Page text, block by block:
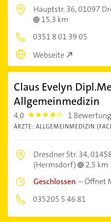
Hauptstr. 36,01097
15,3 km
0351 8 01 39 05
Webseite
Claus Evelyn
Allgemeinmedizin
4,0 4.0 1 Bewertung
ÄRZTE: ALLGEMEINMEDIZIN
Dresdner Str. 34,
(Hermsdorf)
2,5 km
Geschlossen –Öffnet
035205 5 46 81